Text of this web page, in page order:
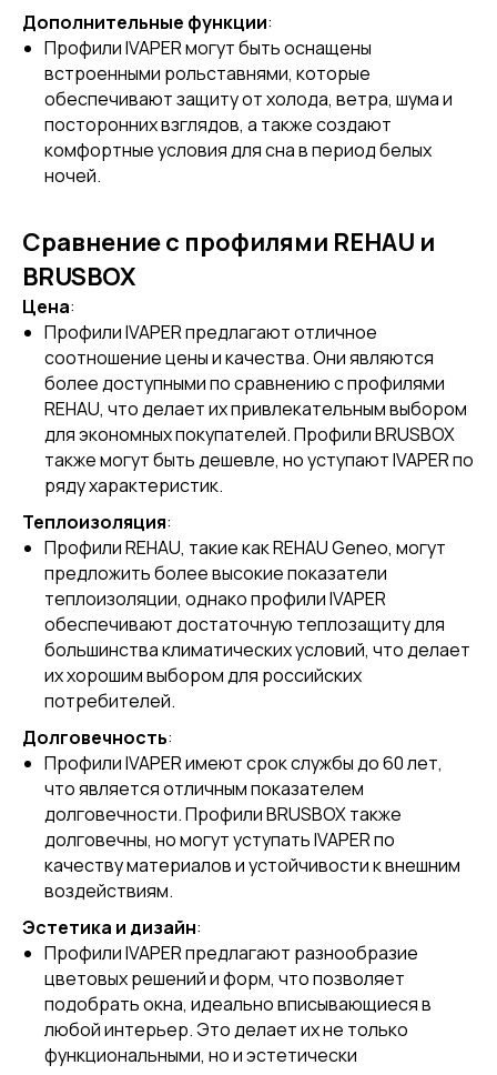
Дополнительные функции:
Профили IVAPER могут быть оснащены
встроенными рольставнями, которые
обеспечивают защиту от холода, ветра, шума и
посторонних взглядов, а также создают
комфортные условия для сна в период белых
ночей.
Сравнение с профилями REHAU и
BRUSBOX
Цена:
Профили IVAPER предлагают отличное
соотношение цены и качества. Они являются
более доступными по сравнению с профилями
REHAU, что делает их привлекательным выбором
для экономных покупателей. Профили BRUSBOX
также могут быть дешевле, но уступают IVAPER по
ряду характеристик.
Теплоизоляция:
Профили REHAU, такие как REHAU Geneo, могут
предложить более высокие показатели
теплоизоляции, однако профили IVAPER
обеспечивают достаточную теплозащиту для
большинства климатических условий, что делает
их хорошим выбором для российских
потребителей.
Долговечность:
Профили IVAPER имеют срок службы до 60 лет,
что является отличным показателем
долговечности. Профили BRUSBOX также
долговечны, но могут уступать IVAPER по
качеству материалов и устойчивости к внешним
воздействиям.
Эстетика и дизайн:
Профили IVAPER предлагают разнообразие
цветовых решений и форм, что позволяет
подобрать окна, идеально вписывающиеся в
любой интерьер. Это делает их не только
функциональными, но и эстетически